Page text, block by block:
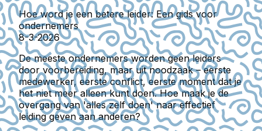
Hoe word je een betere leider: Een gids voor
ondernemers
8-3-2026
De meeste ondernemers worden geen leiders
door voorbereiding, maar uit noodzaak – eerste
medewerker, eerste conflict, eerste moment dat je
het niet meer alleen kunt doen. Hoe maak je de
overgang van 'alles zelf doen' naar effectief
leiding geven aan anderen?